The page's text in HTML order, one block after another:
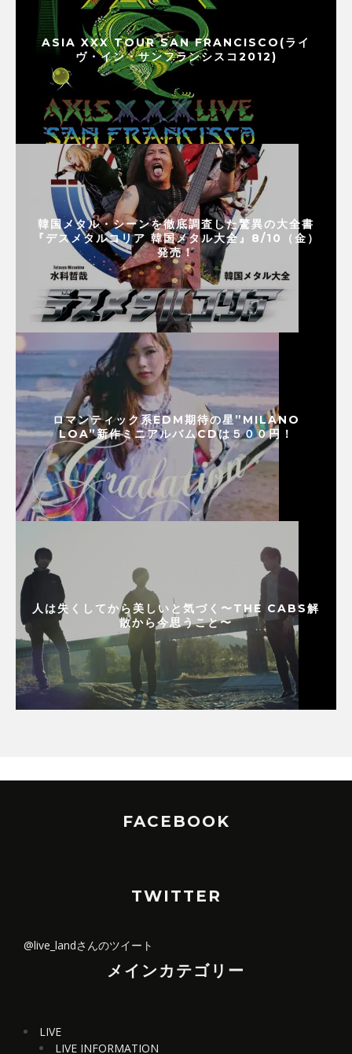
ASIA XXX TOUR SAN FRANCISCO(ライ
ヴ・イン・サンフランシスコ2012)
韓国メタル・シーンを徹底調査した驚異の大全書
『デスメタルコリア 韓国メタル大全』8/10（金）
発売！
ロマンティック系EDM期待の星”MILANO
LOA”新作ミニアルバムCDは５００円！
人は失くしてから美しいと気づく〜THE CABS解
散から今思うこと〜
FACEBOOK
TWITTER
@live_landさんのツイート
メインカテゴリー
LIVE
LIVE INFORMATION